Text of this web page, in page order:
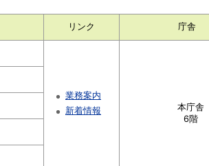
リンク 庁舎
業務案内
新着情報
本庁舎
6階